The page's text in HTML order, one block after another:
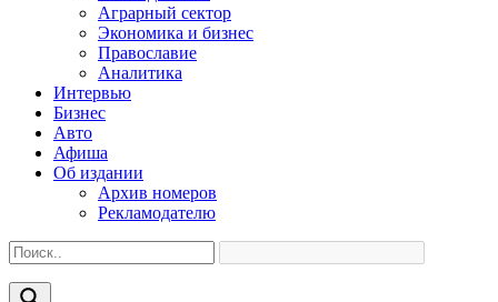
Аграрный сектор
Экономика и бизнес
Православие
Аналитика
Интервью
Бизнес
Авто
Афиша
Об издании
Архив номеров
Рекламодателю